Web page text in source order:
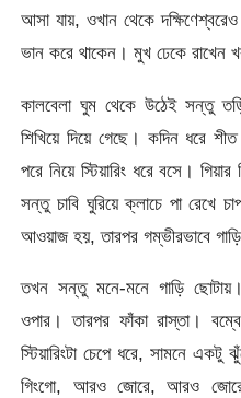
আসা যায়, ওখান থেকে
ভান করে থাকেন। মুখ ঢেকে রাখেন
কালবেলা ঘুম থেকে উঠেই সন্তু
শিখিয়ে দিয়ে গেছে। কদিন ধরে
পরে নিয়ে স্টিয়ারিং ধরে বসে।
সন্তু চাবি ঘুরিয়ে ক্লাচে পা রেখে
আওয়াজ হয়, তারপর গম্ভীরভাবে
তখন সন্তু মনে-মনে গাড়ি ছোটায়।
ওপার। তারপর ফাঁকা রাস্তা।
স্টিয়ারিংটা চেপে ধরে, সামনে
গিংগো, আরও জোরে, আরও